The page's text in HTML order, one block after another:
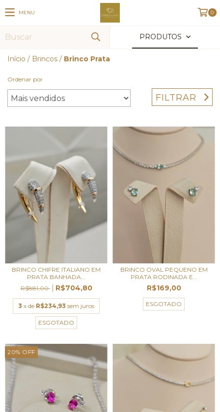
MENU 0
PRODUTOS
Início / Brincos / Brinco Prata
Ordenar por
FILTRAR
BRINCO CHIFRE ITALIANO EM
PRATA BANHADA...
R$881,00
R$704,80
3 x de R$234,93 sem juros
ESGOTADO
BRINCO OVAL PEQUENO EM
PRATA RODINADA E...
R$169,00
ESGOTADO
20% OFF